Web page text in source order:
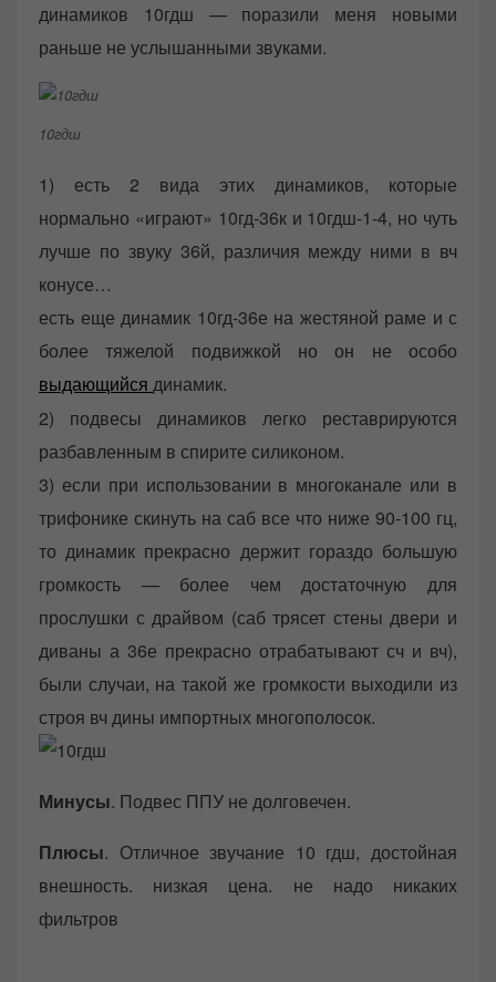
динамиков 10гдш — поразили меня новыми
раньше не услышанными звуками.
10гдш
1) есть 2 вида этих динамиков, которые
нормально «играют» 10гд-36к и 10гдш-1-4, но чуть
лучше по звуку 36й, различия между ними в вч
конусе…
есть еще динамик 10гд-36е на жестяной раме и с
более тяжелой подвижкой но он не особо
выдающийся динамик.
2) подвесы динамиков легко реставрируются
разбавленным в спирите силиконом.
3) если при использовании в многоканале или в
трифонике скинуть на саб все что ниже 90-100 гц,
то динамик прекрасно держит гораздо большую
громкость — более чем достаточную для
прослушки с драйвом (саб трясет стены двери и
диваны а 36е прекрасно отрабатывают сч и вч),
были случаи, на такой же громкости выходили из
строя вч дины импортных многополосок.
Минусы. Подвес ППУ не долговечен.
Плюсы. Отличное звучание 10 гдш, достойная
внешность. низкая цена. не надо никаких
фильтров